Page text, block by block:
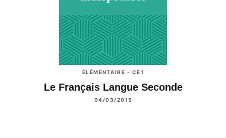
ÉLÉMENTAIRE - CE1
Le Français Langue Seconde
04/03/2015